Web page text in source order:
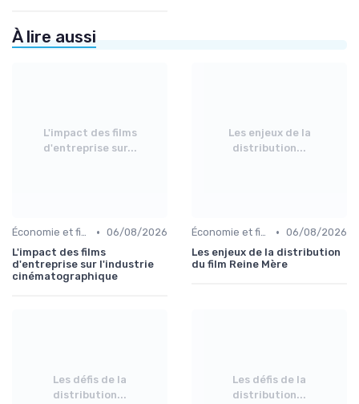
À lire aussi
L'impact des films
d'entreprise sur...
Économie et financement des films • 06/08/2026
L'impact des films
d'entreprise sur l'industrie
cinématographique
Les enjeux de la
distribution...
Économie et financement des films • 06/08/2026
Les enjeux de la distribution
du film Reine Mère
Les défis de la
distribution...
Les défis de la
distribution...